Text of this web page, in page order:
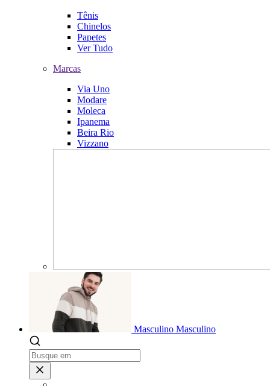
Tênis
Chinelos
Papetes
Ver Tudo
Marcas
Via Uno
Modare
Moleca
Ipanema
Beira Rio
Vizzano
Masculino Masculino